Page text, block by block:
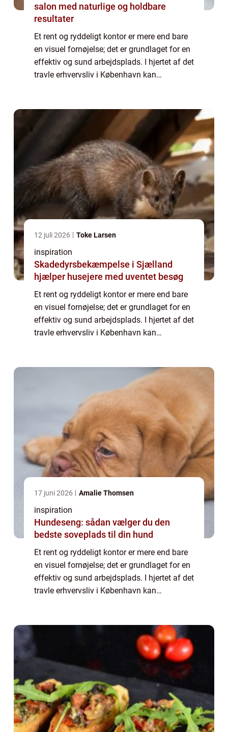
salon med naturlige og holdbare
resultater
Et rent og ryddeligt kontor er mere end bare
en visuel fornøjelse; det er grundlaget for en
effektiv og sund arbejdsplads. I hjertet af det
travle erhvervsliv i København kan
12 juli 2026 Toke Larsen
inspiration
Skadedyrsbekæmpelse i Sjælland
hjælper husejere med uventet besøg
Et rent og ryddeligt kontor er mere end bare
en visuel fornøjelse; det er grundlaget for en
effektiv og sund arbejdsplads. I hjertet af det
travle erhvervsliv i København kan
17 juni 2026 Amalie Thomsen
inspiration
Hundeseng: sådan vælger du den
bedste soveplads til din hund
Et rent og ryddeligt kontor er mere end bare
en visuel fornøjelse; det er grundlaget for en
effektiv og sund arbejdsplads. I hjertet af det
travle erhvervsliv i København kan